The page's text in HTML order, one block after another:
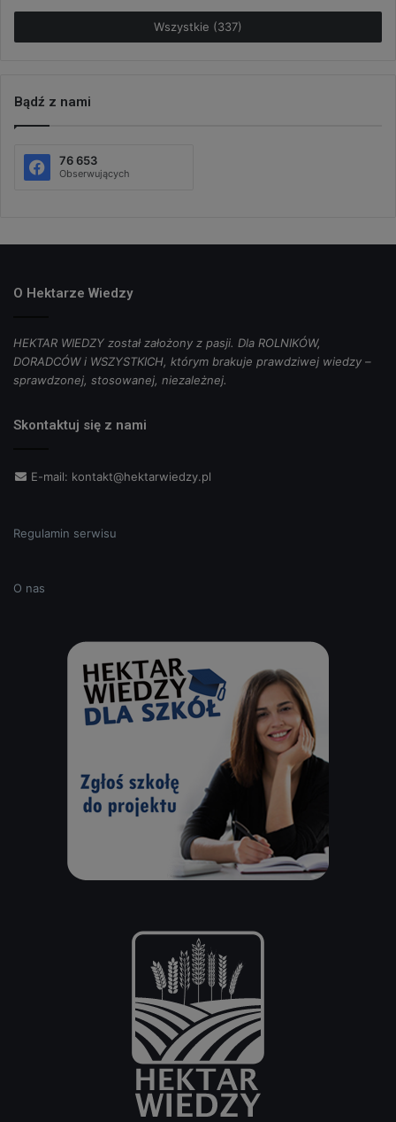
Wszystkie (337)
Bądź z nami
76 653
Obserwujących
O Hektarze Wiedzy
HEKTAR WIEDZY został założony z pasji. Dla ROLNIKÓW,
DORADCÓW i WSZYSTKICH, którym brakuje prawdziwej wiedzy –
sprawdzonej, stosowanej, niezależnej.
Skontaktuj się z nami
E-mail: kontakt@hektarwiedzy.pl
Regulamin serwisu
O nas